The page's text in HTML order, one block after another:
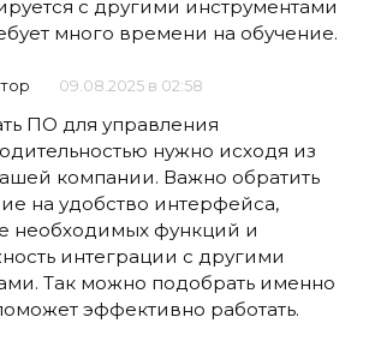
с другими инструментами
много времени на обучение.
09.08.2025 в 02:58
ПО для управления
нужно исходя из
компании. Важно обратить
на удобство интерфейса,
необходимых функций и
интеграции с другими
Так можно подобрать именно
эффективно работать.